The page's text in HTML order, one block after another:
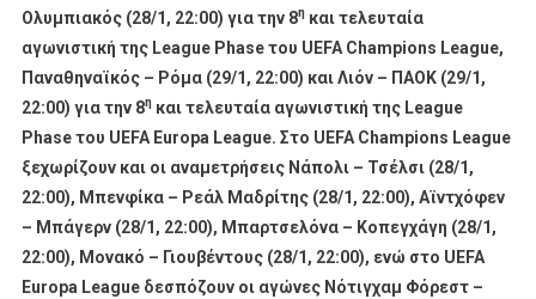
Ολυμπιακός (28/1, 22:00) για την 8ηκαι τελευταία
αγωνιστική της League Phaseτου UEFA Champions League,
Παναθηναϊκός – Ρόμα (29/1, 22:00) και Λιόν – ΠΑΟΚ (29/1,
22:00) για την 8ηκαι τελευταία αγωνιστική της League
Phaseτου UEFA Europa League. Στο UEFA Champions League
ξεχωρίζουν και οι αναμετρήσεις Νάπολι – Τσέλσι (28/1,
22:00), Μπενφίκα – Ρεάλ Μαδρίτης (28/1, 22:00), Αϊντχόφεν
– Μπάγερν (28/1, 22:00), Μπαρτσελόνα – Κοπεγχάγη (28/1,
22:00), Μονακό – Γιουβέντους (28/1, 22:00), ενώ στο UEFA
Europa Leagueδεσπόζουν οι αγώνες Νότιγχαμ Φόρεστ –